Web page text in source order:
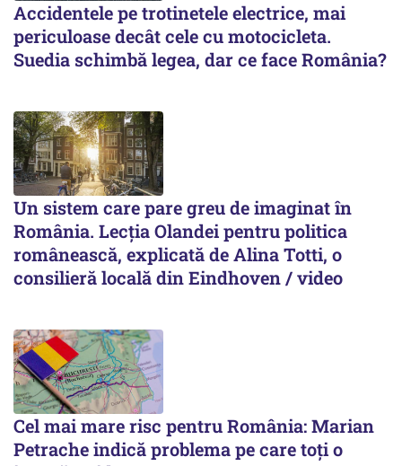
Accidentele pe trotinetele electrice, mai
periculoase decât cele cu motocicleta.
Suedia schimbă legea, dar ce face România?
Un sistem care pare greu de imaginat în
România. Lecția Olandei pentru politica
românească, explicată de Alina Totti, o
consilieră locală din Eindhoven / video
Cel mai mare risc pentru România: Marian
Petrache indică problema pe care toți o